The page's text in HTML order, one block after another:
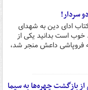
سردار!
ادای دین به شهدای
خوب است بدانید یکی از
فروپاشی داعش منجر شد،
بازگشت چهره‌ها به سیما